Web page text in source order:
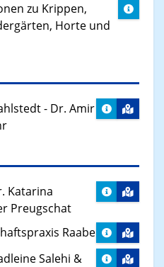
zu Krippen,
Horte und
- Dr. Amir
Katarina
Preugschat
Raabe
Salehi &